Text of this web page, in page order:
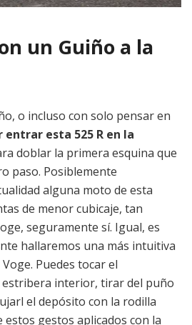
un Guiño a la
o incluso con solo pensar en
esta 525 R en la
doblar la primera esquina que
paso. Posiblemente
alguna moto de esta
de menor cubicaje, tan
seguramente sí. Igual, es
hallaremos una más intuitiva
Puedes tocar el
interior, tirar del puño
el depósito con la rodilla
gestos aplicados con la